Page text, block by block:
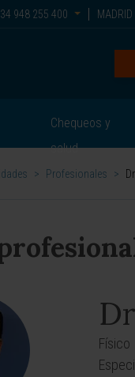
948 255 400 MADRID
Chequeos y
salud
> Profesionales >
Físico